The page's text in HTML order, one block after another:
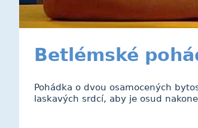
Betlémské
Pohádka o dvou osamocených
laskavých srdcí, aby je osud